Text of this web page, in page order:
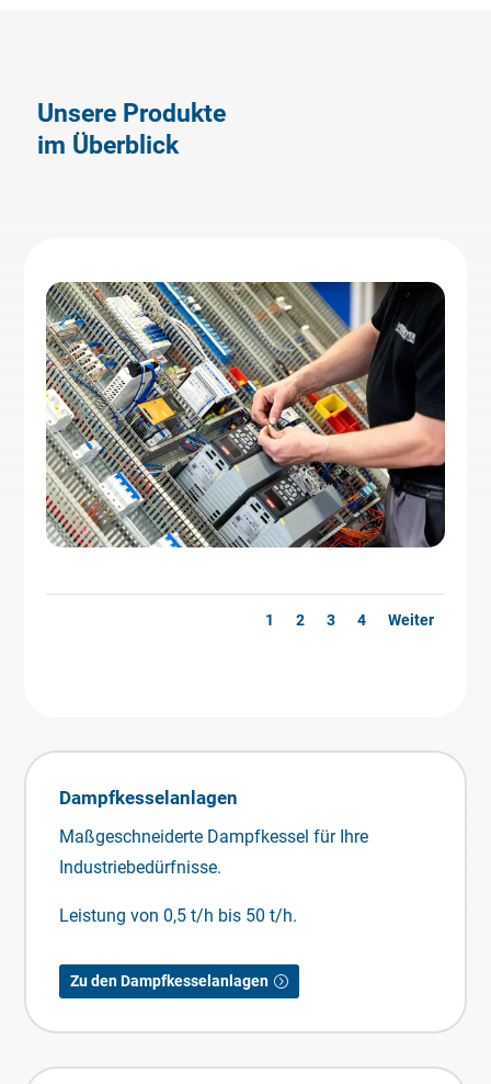
Unsere Produkte
im Überblick
1 2 3 4 Weiter
Dampfkesselanlagen
Maßgeschneiderte Dampfkessel für Ihre
Industriebedürfnisse.
Leistung von 0,5 t/h bis 50 t/h.
Zu den Dampfkesselanlagen